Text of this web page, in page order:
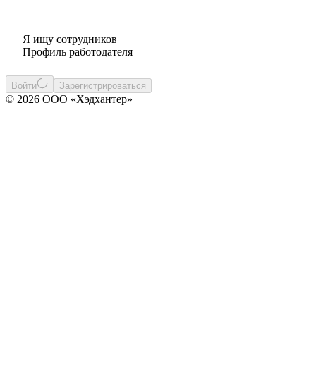
Я ищу сотрудников
Профиль работодателя
Войти Зарегистрироваться
© 2026 ООО «Хэдхантер»